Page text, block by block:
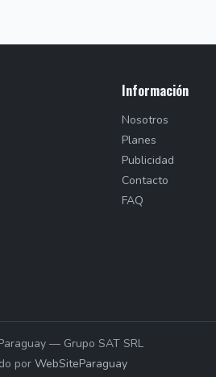
Información
Nosotros
Planes
Publicidad
Contacto
FAQ
— Grupo SAT SRL
por WebSiteParaguay